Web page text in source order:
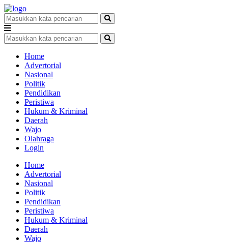
Home
Advertorial
Nasional
Politik
Pendidikan
Peristiwa
Hukum & Kriminal
Daerah
Wajo
Olahraga
Login
Home
Advertorial
Nasional
Politik
Pendidikan
Peristiwa
Hukum & Kriminal
Daerah
Wajo